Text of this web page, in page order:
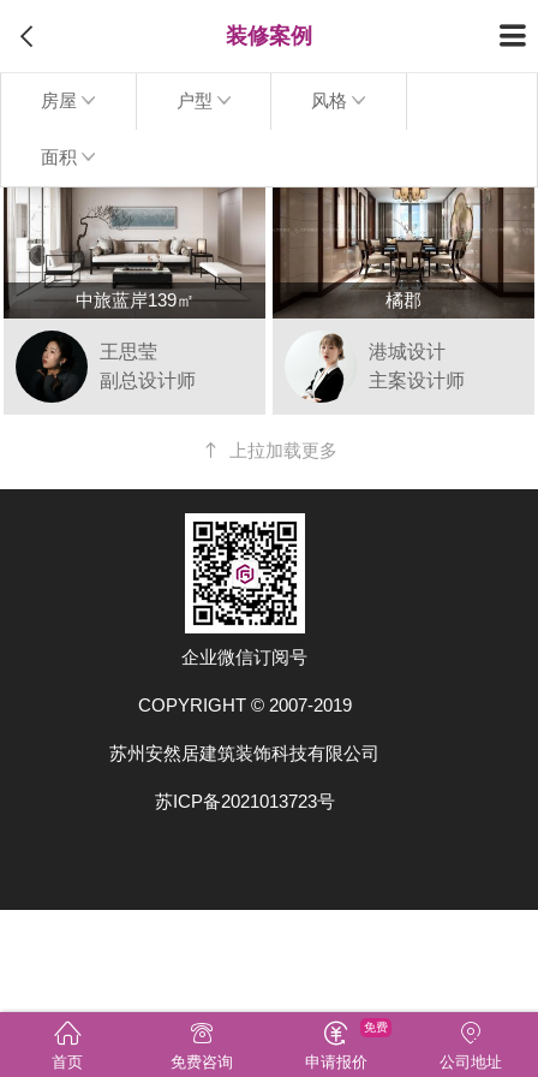
装修案例
房屋 户型 风格
面积
中旅蓝岸139㎡
王思莹
副总设计师
橘郡
港城设计
主案设计师
上拉加载更多
企业微信订阅号
COPYRIGHT © 2007-2019
苏州安然居建筑装饰科技有限公司
苏ICP备2021013723号
首页 免费咨询 申请报价
免费
公司地址